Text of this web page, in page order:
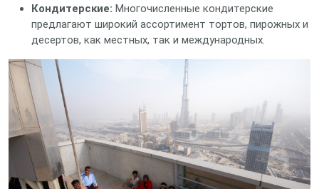
Кондитерские: Многочисленные кондитерские
предлагают широкий ассортимент тортов, пирожных и
десертов, как местных, так и международных.